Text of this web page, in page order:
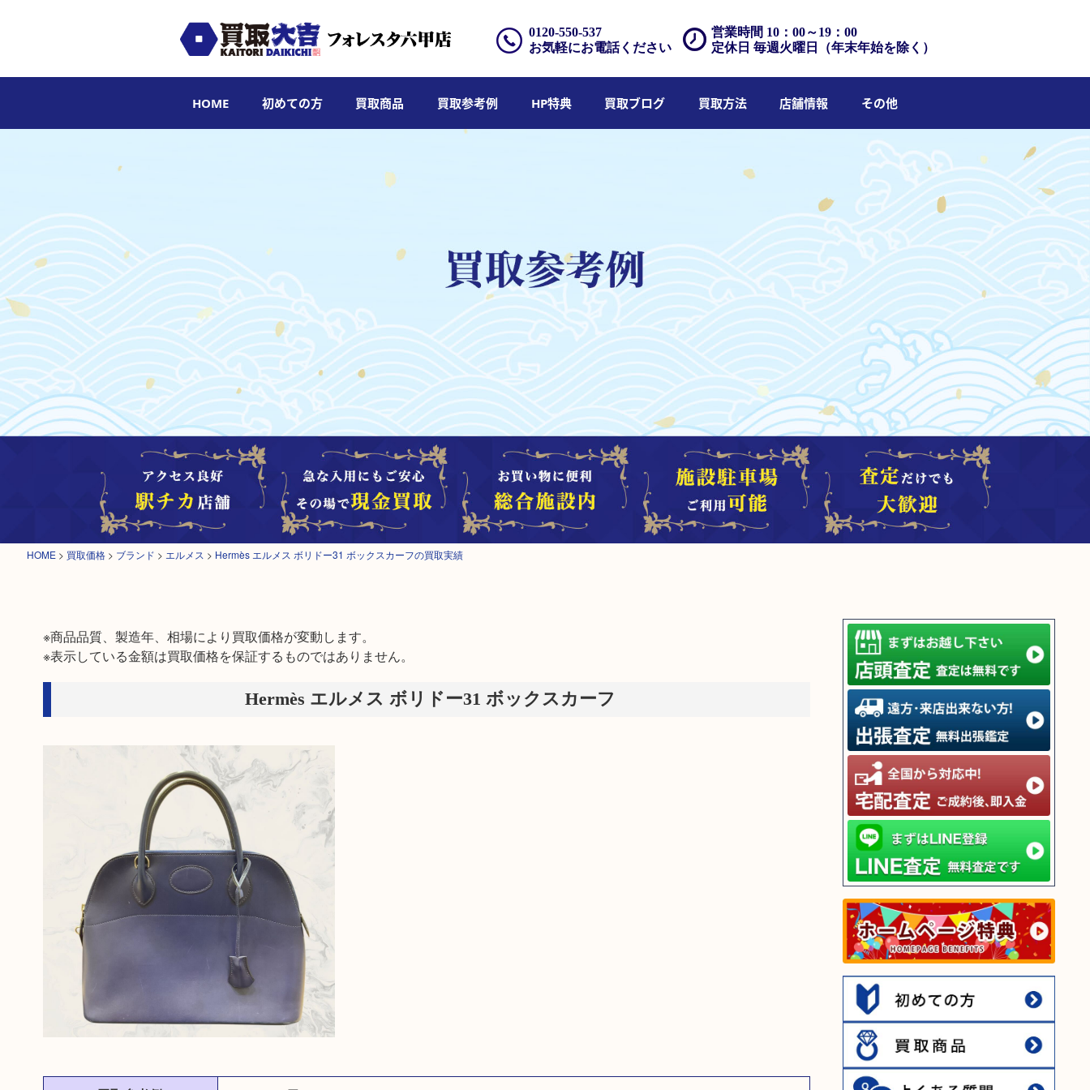
営業時間 10：00～19：00
定休日 毎週火曜日（年末年始を除く）
0120-550-537
お気軽にお電話ください
HOME 初めての方 買取商品 買取参考例 HP特典 買取ブログ 買取方法 店舗情報 その他
HOME > 買取価格 > ブランド > エルメス > Hermès エルメス ボリドー31 ボックスカーフの買取実績
※商品品質、製造年、相場により買取価格が変動します。
※表示している金額は買取価格を保証するものではありません。
Hermès エルメス ボリドー31 ボックスカーフ